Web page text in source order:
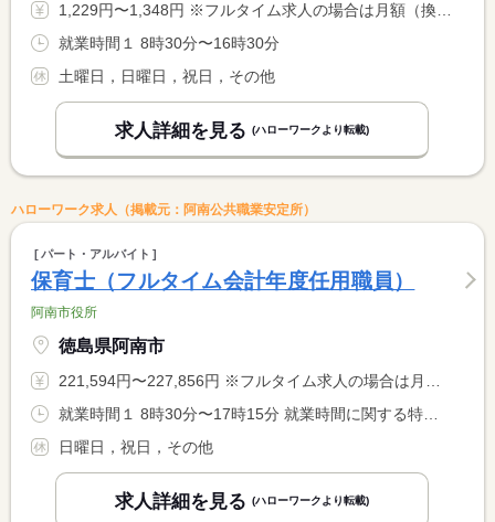
1,229円〜1,348円 ※フルタイム求人の場合は月額（換算額）、パート求人の場合は時間額を表示しています。
就業時間１ 8時30分〜16時30分
土曜日，日曜日，祝日，その他
求人詳細を見る (ハローワークより転載)
ハローワーク求人（掲載元：阿南公共職業安定所）
パート・アルバイト
保育士（フルタイム会計年度任用職員）
阿南市役所
徳島県阿南市
221,594円〜227,856円 ※フルタイム求人の場合は月額（換算額）、パート求人の場合は時間額を表示しています。
日曜日，祝日，その他
求人詳細を見る (ハローワークより転載)